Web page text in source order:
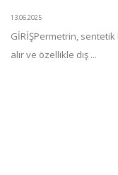
13.06.2025
GİRİŞPermetrin,
alır ve özellikle dış ...